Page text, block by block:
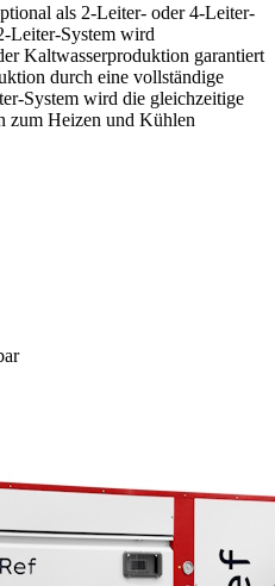
als 2-Leiter- oder 4-Leiter-
Leiter-System wird
Kaltwasserproduktion garantiert
durch eine vollständige
System wird die gleichzeitige
zum Heizen und Kühlen